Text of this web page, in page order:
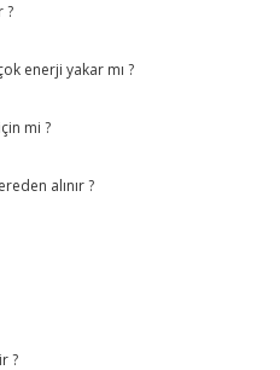
?
enerji yakar mı ?
mi ?
alınır ?
?